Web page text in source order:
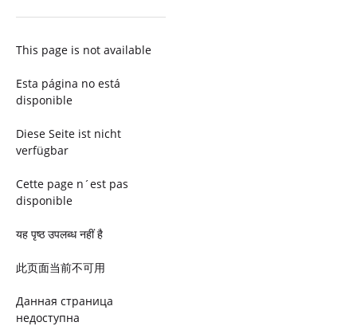
This page is not available
Esta página no está
disponible
Diese Seite ist nicht
verfügbar
Cette page n´est pas
disponible
यह पृष्ठ उपलब्ध नहीं है
此页面当前不可用
Данная страница
недоступна